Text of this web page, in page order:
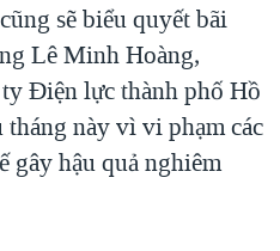
sẽ biểu quyết bãi
Lê Minh Hoàng,
Điện lực thành phố Hồ
này vì vi phạm các
gây hậu quả nghiêm